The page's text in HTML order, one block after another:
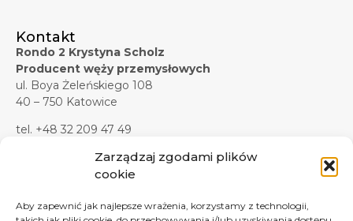
Zarządzaj zgodami plików
cookie
Aby zapewnić jak najlepsze wrażenia, korzystamy z technologii,
Kontakt
Rondo 2 Krystyna Scholz
Producent węży przemysłowych
ul. Boya Żeleńskiego 108
40 – 750 Katowice
tel. +48 32 209 47 49
tel. kom. +48 607 619 281
tel./faks +48 32 209 47 37
e-mail:biuro@rondo2.pl